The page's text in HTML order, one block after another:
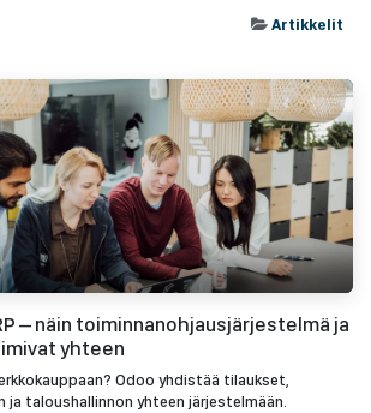
Artikkelit
– näin toiminnanohjausjärjestelmä ja
yhteen
Odoo yhdistää tilaukset,
taloushallinnon yhteen järjestelmään.